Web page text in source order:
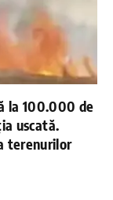
la 100.000 de
uscată.
terenurilor